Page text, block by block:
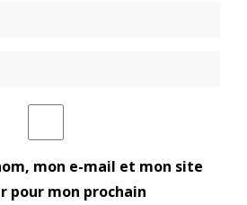
mon e-mail et mon site
pour mon prochain